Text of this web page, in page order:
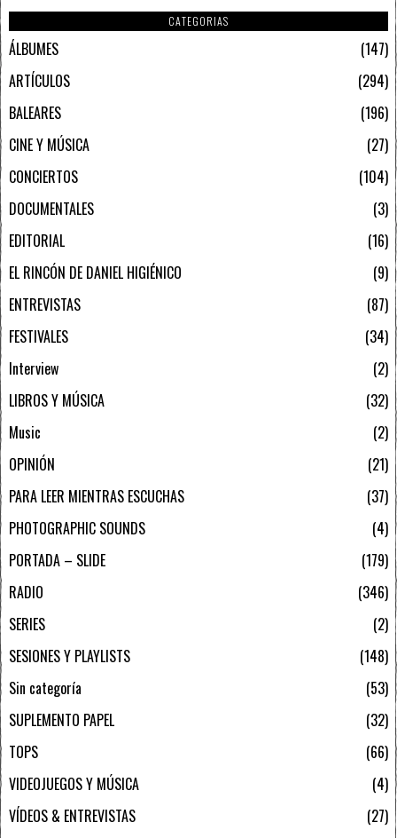
CATEGORIAS
ÁLBUMES
147
ARTÍCULOS
294
BALEARES
196
CINE Y MÚSICA
27
CONCIERTOS
104
DOCUMENTALES
3
EDITORIAL
16
EL RINCÓN DE DANIEL HIGIÉNICO
9
ENTREVISTAS
87
FESTIVALES
34
Interview
2
LIBROS Y MÚSICA
32
Music
2
OPINIÓN
21
PARA LEER MIENTRAS ESCUCHAS
37
PHOTOGRAPHIC SOUNDS
4
PORTADA – SLIDE
179
RADIO
346
SERIES
2
SESIONES Y PLAYLISTS
148
Sin categoría
53
SUPLEMENTO PAPEL
32
TOPS
66
VIDEOJUEGOS Y MÚSICA
4
VÍDEOS & ENTREVISTAS
27